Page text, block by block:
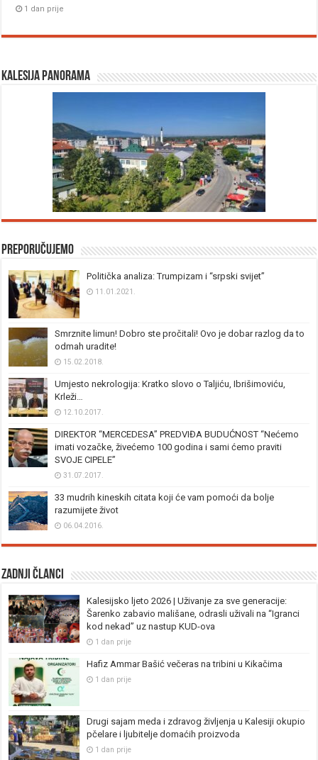
1 dan prije
Kalesija panorama
Preporučujemo
Politička analiza: Trumpizam i “srpski svijet”
11.01.2021.
Smrznite limun! Dobro ste pročitali! Ovo je dobar razlog da to
odmah uradite!
15.02.2018.
Umjesto nekrologija: Kratko slovo o Taljiću, Ibrišimoviću,
Krleži…
12.10.2017.
DIREKTOR “MERCEDESA” PREDVIĐA BUDUĆNOST “Nećemo
imati vozačke, živećemo 100 godina i sami ćemo praviti
SVOJE CIPELE”
31.07.2017.
33 mudrih kineskih citata koji će vam pomoći da bolje
razumijete život
06.04.2016.
Zadnji članci
Kalesijsko ljeto 2026 | Uživanje za sve generacije:
Šarenko zabavio mališane, odrasli uživali na “Igranci
kod nekad” uz nastup KUD-ova
1 dan prije
Hafiz Ammar Bašić večeras na tribini u Kikačima
1 dan prije
Drugi sajam meda i zdravog življenja u Kalesiji okupio
pčelare i ljubitelje domaćih proizvoda
1 dan prije